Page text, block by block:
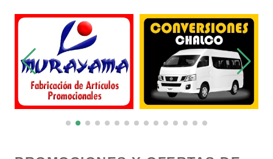
Decoración de Interiores
Dentistas
Deportes